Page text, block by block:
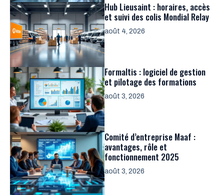
Hub Lieusaint : horaires, accès
et suivi des colis Mondial Relay
août 4, 2026
Formaltis : logiciel de gestion
et pilotage des formations
août 3, 2026
Comité d’entreprise Maaf :
avantages, rôle et
fonctionnement 2025
août 3, 2026